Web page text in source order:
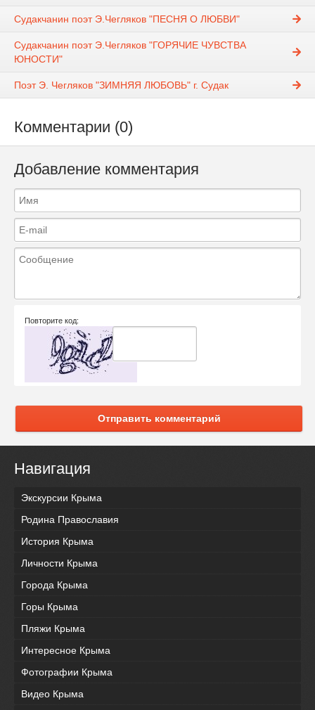
Судакчанин поэт Э.Чегляков "ПЕСНЯ О ЛЮБВИ"
Судакчанин поэт Э.Чегляков "ГОРЯЧИЕ ЧУВСТВА
ЮНОСТИ"
Поэт Э. Чегляков "ЗИМНЯЯ ЛЮБОВЬ" г. Судак
Комментарии (0)
Добавление комментария
Повторите код:
Отправить комментарий
Навигация
Экскурсии Крыма
Родина Православия
История Крыма
Личности Крыма
Города Крыма
Горы Крыма
Пляжи Крыма
Интересное Крыма
Фотографии Крыма
Видео Крыма